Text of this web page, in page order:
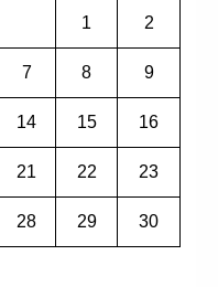
1 2
7 8 9
14 15 16
21 22 23
28 29 30